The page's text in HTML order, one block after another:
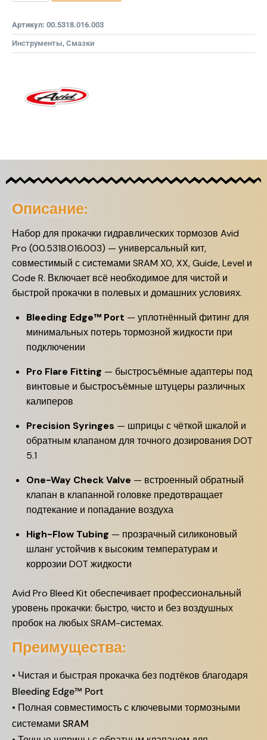
Артикул: 00.5318.016.003
Инструменты, Смазки
Описание:
Набор для прокачки гидравлических тормозов Avid
Pro (00.5318.016.003) — универсальный кит,
совместимый с системами SRAM X0, XX, Guide, Level и
Code R. Включает всё необходимое для чистой и
быстрой прокачки в полевых и домашних условиях.
Bleeding Edge™ Port — уплотнённый фитинг для
минимальных потерь тормозной жидкости при
подключении
Pro Flare Fitting — быстросъёмные адаптеры под
винтовые и быстросъёмные штуцеры различных
калиперов
Precision Syringes — шприцы с чёткой шкалой и
обратным клапаном для точного дозирования DOT
5.1
One-Way Check Valve — встроенный обратный
клапан в клапанной головке предотвращает
подтекание и попадание воздуха
High-Flow Tubing — прозрачный силиконовый
шланг устойчив к высоким температурам и
коррозии DOT жидкости
Avid Pro Bleed Kit обеспечивает профессиональный
уровень прокачки: быстро, чисто и без воздушных
пробок на любых SRAM-системах.
Преимущества:
• Чистая и быстрая прокачка без подтёков благодаря
Bleeding Edge™ Port
• Полная совместимость с ключевыми тормозными
системами SRAM